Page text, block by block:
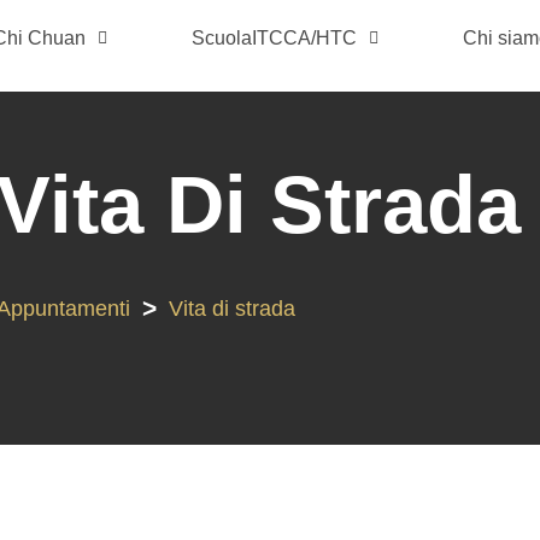
Chuan ScuolaITCCA/HTC Chi
Di Strada
> Vita di strada